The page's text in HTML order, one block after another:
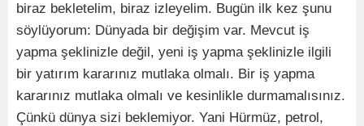
biraz bekletelim, biraz izleyelim. Bugün ilk kez şunu
söylüyorum: Dünyada bir değişim var. Mevcut iş
yapma şeklinizle değil, yeni iş yapma şeklinizle ilgili
bir yatırım kararınız mutlaka olmalı. Bir iş yapma
kararınız mutlaka olmalı ve kesinlikle durmamalısınız.
Çünkü dünya sizi beklemiyor. Yani Hürmüz, petrol,